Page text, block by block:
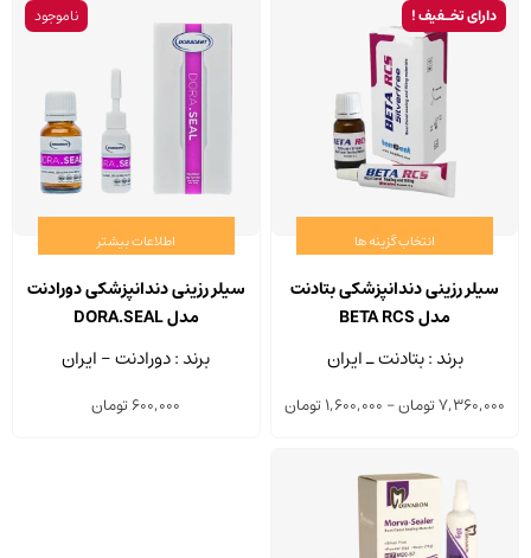
دارای تخـفیف !
انتخاب گزینه ها
این
محصول
می
سیلر رزینی دندانپزشکی بتادنت
مدل BETA RCS
برند : بتادنت ـ ایران
7,360,000تومان–
1,600,000تومانPrice
ناموجود
اطلاعات بیشتر
سیلر رزینی دندانپزشکی دورادنت
مدل DORA.SEAL
برند : دورادنت - ایران
600,000تومان